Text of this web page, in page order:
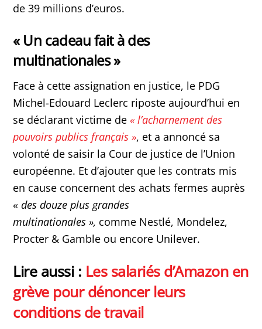
de 39 millions d’euros.
« Un cadeau fait à des
multinationales »
Face à cette assignation en justice, le PDG
Michel-Edouard Leclerc riposte aujourd’hui en
se déclarant victime de« l’acharnement des
pouvoirs publics français », et a annoncé sa
volonté de saisir la Cour de justice de l’Union
européenne. Et d’ajouter que les contrats mis
en cause concernent des achats fermes auprès
« des douze plus grandes
multinationales », comme Nestlé, Mondelez,
Procter & Gamble ou encore Unilever.
Lire aussi : Les salariés d’Amazon en
grève pour dénoncer leurs
conditions de travail